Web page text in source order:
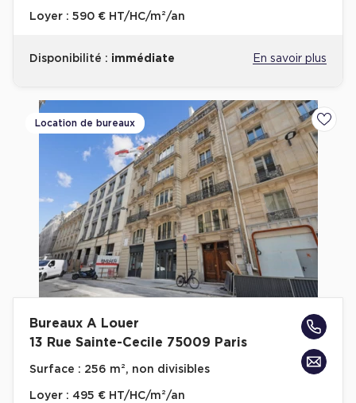
Loyer : 590 € HT/HC/m²/an
Disponibilité : immédiate En savoir plus
Location de bureaux
Bureaux A Louer
13 Rue Sainte-Cecile 75009 Paris
Surface : 256 m², non divisibles
Loyer : 495 € HT/HC/m²/an